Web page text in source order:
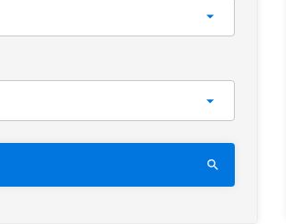
search